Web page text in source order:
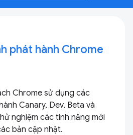
phát hành Chrome
Chrome sử dụng các
Canary, Dev, Beta và
nghiệm các tính năng mới
bản cập nhật.